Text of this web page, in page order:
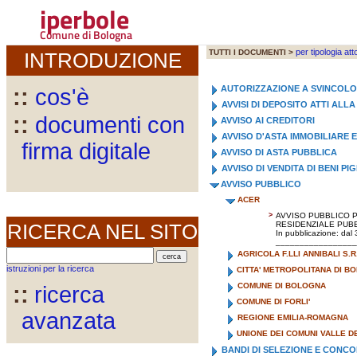
iperbole
Comune di Bologna
INTRODUZIONE
:: cos'è
:: documenti con
firma digitale
RICERCA NEL SITO
istruzioni per la ricerca
:: ricerca
avanzata
TUTTI I DOCUMENTI > per tipologia
AUTORIZZAZIONE A
AVVISI DI DEPOSITO ATTI
AVVISO AI CREDITORI
AVVISO D'ASTA IMMOBILIARE
AVVISO DI ASTA PUBBLICA
AVVISO DI VENDITA DI BENI
AVVISO PUBBLICO
ACER
> AVVISO PUBBLICO
RESIDENZIALE
In pubblicazione: dal
AGRICOLA F.LLI ANNIBALI
CITTA' METROPOLITANA DI
COMUNE DI BOLOGNA
COMUNE DI FORLI'
REGIONE EMILIA-ROMAGNA
UNIONE DEI COMUNI VALLE
BANDI DI SELEZIONE E